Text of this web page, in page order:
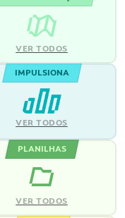
VER TODOS
IMPULSIONA
VER TODOS
PLANILHAS
VER TODOS